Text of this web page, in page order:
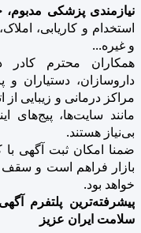
نیازمندی پزشکی مدبوم،
استخدام و کاریابی،
و غیره...
همکاران محترم کادر
داروسازان، دستیاران و
مراکز درمانی و زیبایی
مانند سایت‌ها، پیج‌های
بی‌نیاز هستند.
ضمنا امکان ثبت آگهی با
خواهد بود.
پیشرفته‌ترین پلتفرم
سلامت ایران عزیز